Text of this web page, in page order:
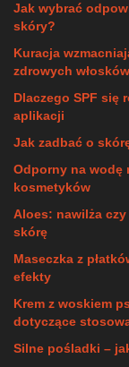
Jak wybrać
skóry?
Kuracja
zdrowych włosków
Dlaczego SPF się
aplikacji
Jak zadbać o
Odporny na wodę
kosmetyków
Aloes: nawilża
skórę
Maseczka z
efekty
Krem z woskiem
dotyczące
Silne pośladki –